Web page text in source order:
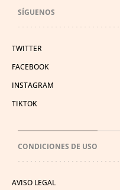
SÍGUENOS
TWITTER
FACEBOOK
INSTAGRAM
TIKTOK
CONDICIONES DE USO
AVISO LEGAL